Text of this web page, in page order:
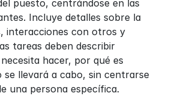
puesto, centrándose en las
Incluye detalles sobre la
interacciones con otros y
tareas deben describir
hacer, por qué es
llevará a cabo, sin centrarse
una persona específica.